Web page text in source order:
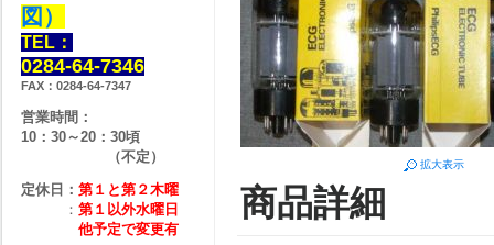
拡大表示
商品詳細
図）
TEL：
0284-64-7346
FAX：0284-64-7347
営業時間：
10：30～20：30頃
（不定）
定休日： 第１と第２木曜
： 第１以外水曜日
他予定で変更有